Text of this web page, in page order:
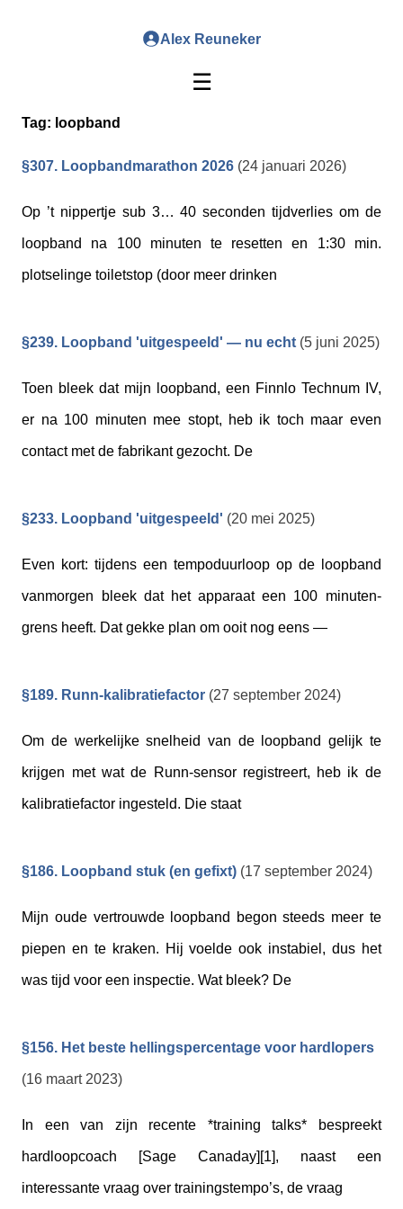
Alex Reuneker
☰
Tag: loopband
§307. Loopbandmarathon 2026 (24 januari 2026)
Op ’t nippertje sub 3… 40 seconden tijdverlies om de
loopband na 100 minuten te resetten en 1:30 min.
plotselinge toiletstop (door meer drinken
§239. Loopband 'uitgespeeld' — nu echt (5 juni 2025)
Toen bleek dat mijn loopband, een Finnlo Technum IV,
er na 100 minuten mee stopt, heb ik toch maar even
contact met de fabrikant gezocht. De
§233. Loopband 'uitgespeeld' (20 mei 2025)
Even kort: tijdens een tempoduurloop op de loopband
vanmorgen bleek dat het apparaat een 100 minuten-
grens heeft. Dat gekke plan om ooit nog eens —
§189. Runn-kalibratiefactor (27 september 2024)
Om de werkelijke snelheid van de loopband gelijk te
krijgen met wat de Runn-sensor registreert, heb ik de
kalibratiefactor ingesteld. Die staat
§186. Loopband stuk (en gefixt) (17 september 2024)
Mijn oude vertrouwde loopband begon steeds meer te
piepen en te kraken. Hij voelde ook instabiel, dus het
was tijd voor een inspectie. Wat bleek? De
§156. Het beste hellingspercentage voor hardlopers
(16 maart 2023)
In een van zijn recente *training talks* bespreekt
hardloopcoach [Sage Canaday][1], naast een
interessante vraag over trainingstempo’s, de vraag